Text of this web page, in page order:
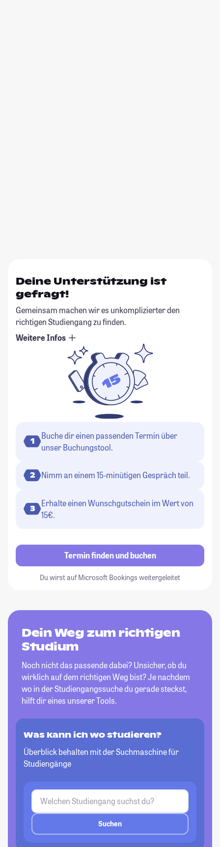
Deine Unterstützung ist
gefragt!
Gemeinsam machen wir es unkomplizierter den
richtigen Studiengang zu finden.
Weitere Infos
1
Buche dir einen passenden Termin über
unser Buchungstool.
2 Nimm an einem 15-minütigen Gespräch teil.
3
Erhalte einen Wunschgutschein im Wert von
15€.
Termin finden und buchen
Du wirst auf Microsoft Bookings weitergeleitet
Dein Weg zum richtigen
Studium
Noch nicht das passende dabei? Unsicher, ob du
wirklich auf dem richtigen Weg bist? Je nachdem
wo in der Studiengangssuche du gerade steckst,
hilft dir eines unserer Tools.
Was kann ich wo studieren?
Überblick behalten mit der Suchmaschine für
Studiengänge
Suchen